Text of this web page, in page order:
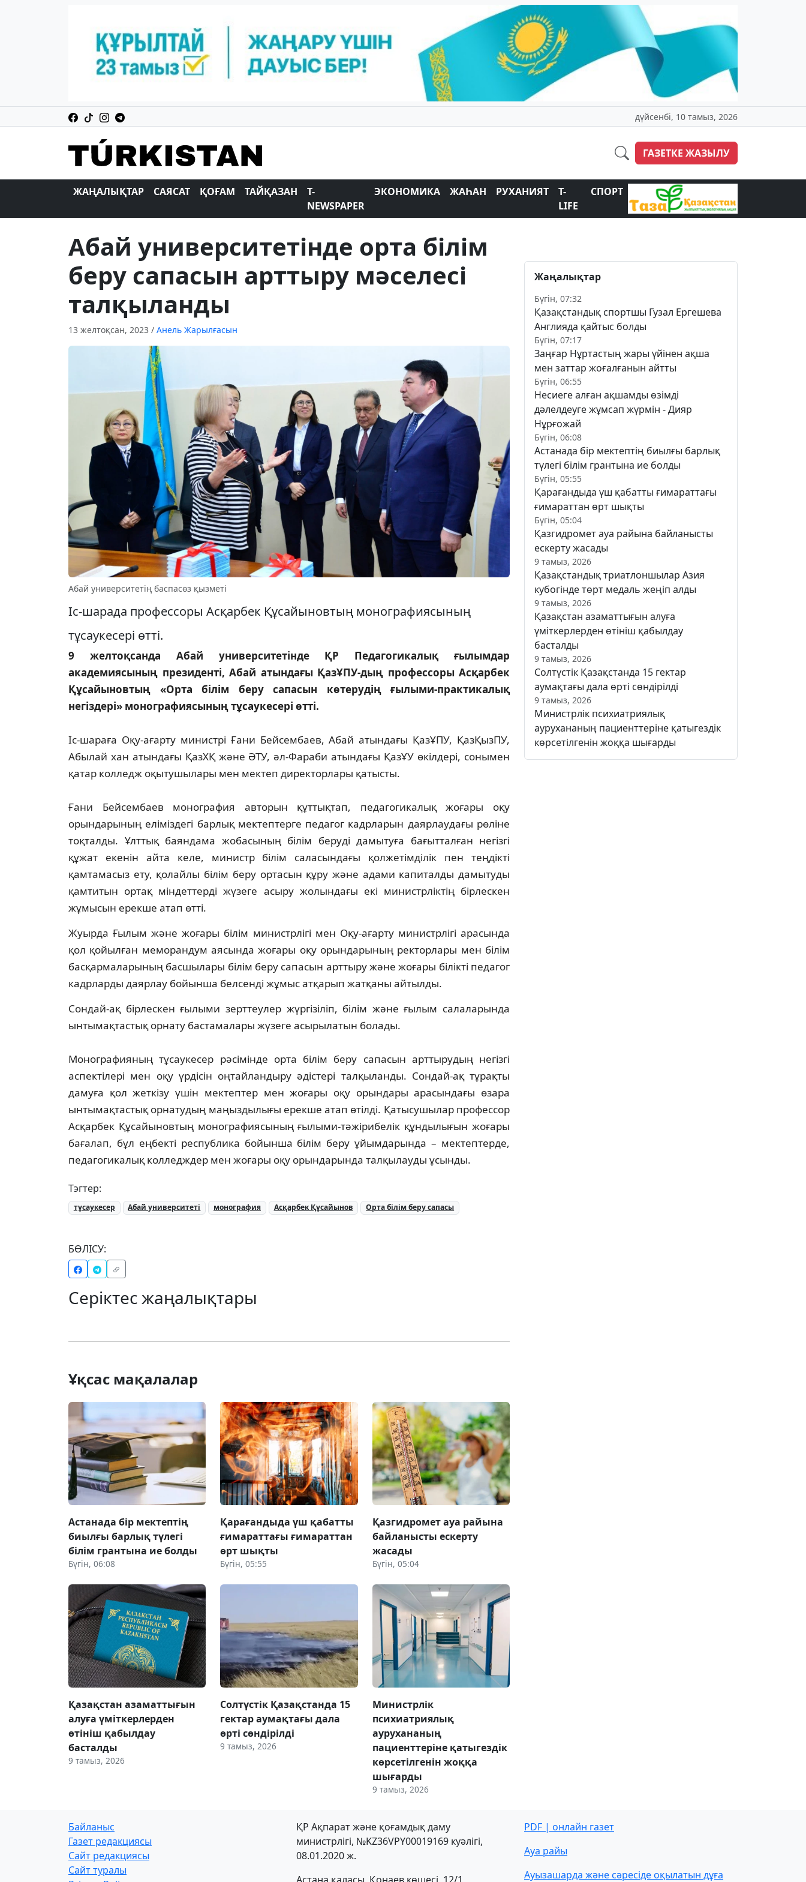
дүйсенбі, 10 тамыз, 2026
ГАЗЕТКЕ ЖАЗЫЛУ
ЖАҢАЛЫҚТАР САЯСАТ ҚОҒАМ ТАЙҚАЗАН
T-
NEWSPAPER
ЭКОНОМИКА ЖАҺАН РУХАНИЯТ
T-
LIFE
СПОРТ
Абай университетінде орта білім
беру сапасын арттыру мәселесі
талқыланды
13 желтоқсан, 2023 / Анель Жарылғасын
Абай университетің баспасөз қызметі
Іс-шарада профессоры Асқарбек Құсайыновтың монографиясының
тұсаукесері өтті.
9 желтоқсанда Абай университетінде ҚР Педагогикалық ғылымдар
академиясының президенті, Абай атындағы ҚазҰПУ-дың профессоры Асқарбек
Құсайыновтың «Орта білім беру сапасын көтерудің ғылыми-практикалық
негіздері» монографиясының тұсаукесері өтті.
Іс-шараға Оқу-ағарту министрі Ғани Бейсембаев, Абай атындағы ҚазҰПУ, ҚазҚызПУ,
Абылай хан атындағы ҚазХҚ және ӘТУ, әл-Фараби атындағы ҚазҰУ өкілдері, сонымен
қатар колледж оқытушылары мен мектеп директорлары қатысты.
Ғани Бейсембаев монография авторын құттықтап, педагогикалық жоғары оқу
орындарының еліміздегі барлық мектептерге педагог кадрларын даярлаудағы рөліне
тоқталды. Ұлттық баяндама жобасының білім беруді дамытуға бағытталған негізгі
құжат екенін айта келе, министр білім саласындағы қолжетімділік пен теңдікті
қамтамасыз ету, қолайлы білім беру ортасын құру және адами капиталды дамытуды
қамтитын ортақ міндеттерді жүзеге асыру жолындағы екі министрліктің бірлескен
жұмысын ерекше атап өтті.
Жуырда Ғылым және жоғары білім министрлігі мен Оқу-ағарту министрлігі арасында
қол қойылған меморандум аясында жоғары оқу орындарының ректорлары мен білім
басқармаларының басшылары білім беру сапасын арттыру және жоғары білікті педагог
кадрларды даярлау бойынша белсенді жұмыс атқарып жатқаны айтылды.
Сондай-ақ бірлескен ғылыми зерттеулер жүргізіліп, білім және ғылым салаларында
ынтымақтастық орнату бастамалары жүзеге асырылатын болады.
Монографияның тұсаукесер рәсімінде орта білім беру сапасын арттырудың негізгі
аспектілері мен оқу үрдісін оңтайландыру әдістері талқыланды. Сондай-ақ тұрақты
дамуға қол жеткізу үшін мектептер мен жоғары оқу орындары арасындағы өзара
ынтымақтастық орнатудың маңыздылығы ерекше атап өтілді. Қатысушылар профессор
Асқарбек Құсайыновтың монографиясының ғылыми-тәжірибелік құндылығын жоғары
бағалап, бұл еңбекті республика бойынша білім беру ұйымдарында – мектептерде,
педагогикалық колледждер мен жоғары оқу орындарында талқылауды ұсынды.
Тэгтер:
тұсаукесер Абай университеті монография Асқарбек Құсайынов Орта білім беру сапасы
БӨЛІСУ:
Серіктес жаңалықтары
Ұқсас мақалалар
Астанада бір мектептің
биылғы барлық түлегі
білім грантына ие болды
Бүгін, 06:08
Қарағандыда үш қабатты
ғимараттағы ғимараттан
өрт шықты
Бүгін, 05:55
Қазгидромет ауа райына
байланысты ескерту
жасады
Бүгін, 05:04
Қазақстан азаматтығын
алуға үміткерлерден
өтініш қабылдау
басталды
9 тамыз, 2026
Солтүстік Қазақстанда 15
гектар аумақтағы дала
өрті сөндірілді
9 тамыз, 2026
Министрлік
психиатриялық
аурухананың
пациенттеріне қатыгездік
көрсетілгенін жоққа
шығарды
9 тамыз, 2026
Жаңалықтар
Бүгін, 07:32
Қазақстандық спортшы Гузал Ергешева
Англияда қайтыс болды
Бүгін, 07:17
Заңғар Нұртастың жары үйінен ақша
мен заттар жоғалғанын айтты
Бүгін, 06:55
Несиеге алған ақшамды өзімді
дәлелдеуге жұмсап жүрмін - Дияр
Нұрғожай
Бүгін, 06:08
Астанада бір мектептің биылғы барлық
түлегі білім грантына ие болды
Бүгін, 05:55
Қарағандыда үш қабатты ғимараттағы
ғимараттан өрт шықты
Бүгін, 05:04
Қазгидромет ауа райына байланысты
ескерту жасады
9 тамыз, 2026
Қазақстандық триатлоншылар Азия
кубогінде төрт медаль жеңіп алды
9 тамыз, 2026
Қазақстан азаматтығын алуға
үміткерлерден өтініш қабылдау
басталды
9 тамыз, 2026
Солтүстік Қазақстанда 15 гектар
аумақтағы дала өрті сөндірілді
9 тамыз, 2026
Министрлік психиатриялық
аурухананың пациенттеріне қатыгездік
көрсетілгенін жоққа шығарды
Байланыс
Газет редакциясы
Сайт редакциясы
Сайт туралы
ҚР Ақпарат және қоғамдық даму
министрлігі, №KZ36VPY00019169 куәлігі,
08.01.2020 ж.
PDF | онлайн газет
Ауа райы
Ауызашарда және сәресіде оқылатын дұға